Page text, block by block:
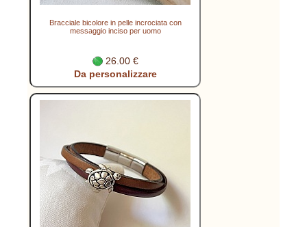
Bracciale bicolore in pelle incrociata con
messaggio inciso per uomo
26.00 €
Da personalizzare